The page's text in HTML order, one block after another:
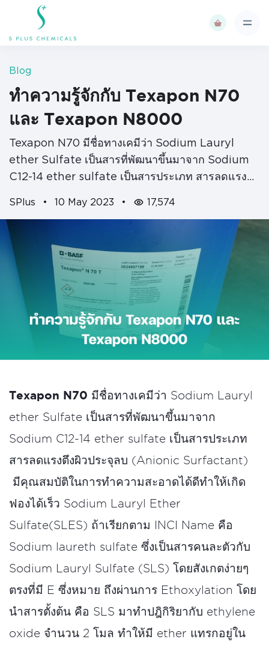
Blog
ทำความรู้จักกับ Texapon N70
และ Texapon N8000
Texapon N70 มีชื่อทางเคมีว่า Sodium Lauryl
ether Sulfate เป็นสารที่พัฒนาขึ้นมาจาก Sodium
C12-14 ether sulfate เป็นสารประเภท สารลดแรงตึง
การทําความสะอาดได้ดีทำให้เกิดฟองได้เร็ว Sodium
SPlus • 10 May 2023 • 17,574
Texapon N70 มีชื่อทางเคมีว่า Sodium Lauryl
ether Sulfate เป็นสารที่พัฒนาขึ้นมาจาก
Sodium C12-14 ether sulfate เป็นสารประเภท
สารลดแรงตึงผิวประจุลบ (Anionic Surfactant)
มีคุณสมบัติในการทําความสะอาดได้ดีทำให้เกิด
ฟองได้เร็ว Sodium Lauryl Ether
Sulfate(SLES) ถ้าเรียกตาม INCI Name คือ
Sodium laureth sulfate ซึ่งเป็นสารคนละตัวกับ
Sodium Lauryl Sulfate (SLS) โดยสังเกตง่ายๆ
ตรงที่มี E ซึ่งหมาย ถึงผ่านการ Ethoxylation โดย
นำสารตั้งต้น คือ SLS มาทำปฎิกิริยากับ ethylene
oxide จำนวน 2 โมล ทำให้มี ether แทรกอยู่ใน